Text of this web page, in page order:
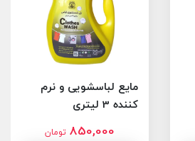
مایع لباسشویی و نرم
کننده 3 لیتری
850,000 تومان